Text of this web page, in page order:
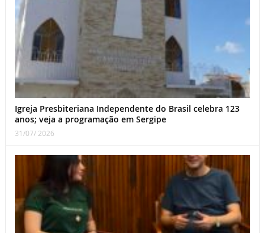
Igreja Presbiteriana Independente do Brasil celebra 123
anos; veja a programação em Sergipe
31/07/ 2026